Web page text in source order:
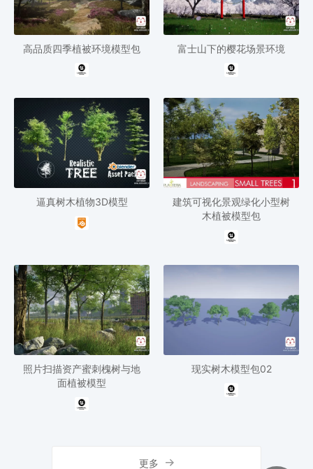
高品质四季植被环境模型包 富士山下的樱花场景环境
逼真树木植物3D模型
建筑可视化景观绿化小型树
木植被模型包
照片扫描资产蜜刺槐树与地
面植被模型
现实树木模型包02
更多